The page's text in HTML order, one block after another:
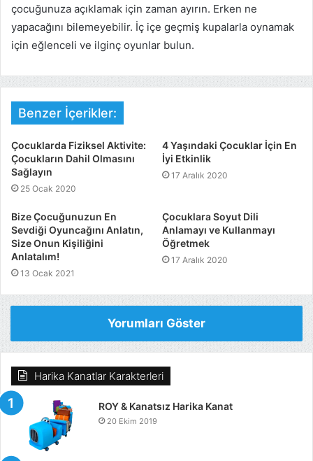
çocuğunuza açıklamak için zaman ayırın. Erken ne
yapacağını bilemeyebilir. İç içe geçmiş kupalarla oynamak
için eğlenceli ve ilginç oyunlar bulun.
Benzer İçerikler:
Çocuklarda Fiziksel Aktivite:
Çocukların Dahil Olmasını
Sağlayın
25 Ocak 2020
4 Yaşındaki Çocuklar İçin En
İyi Etkinlik
17 Aralık 2020
Bize Çocuğunuzun En
Sevdiği Oyuncağını Anlatın,
Size Onun Kişiliğini
Anlatalım!
13 Ocak 2021
Çocuklara Soyut Dili
Anlamayı ve Kullanmayı
Öğretmek
17 Aralık 2020
Yorumları Göster
Harika Kanatlar Karakterleri
ROY & Kanatsız Harika Kanat
20 Ekim 2019